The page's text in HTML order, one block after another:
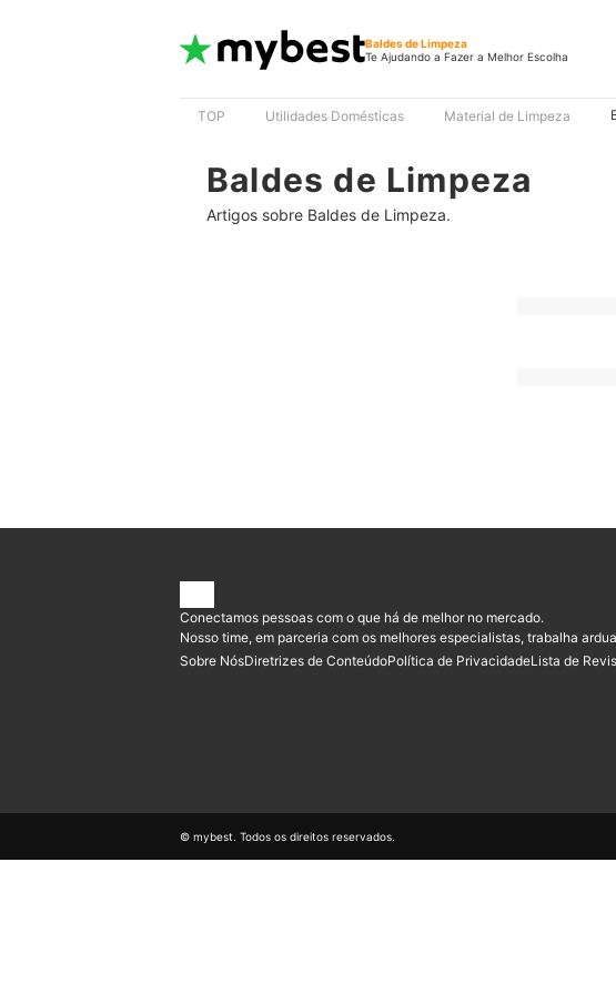
Baldes de Limpeza
Te Ajudando a Fazer a Melhor Escolha
TOP Utilidades Domésticas Material de Limpeza
Baldes de Limpeza
Artigos sobre Baldes de Limpeza.
Conectamos pessoas com o que há de melhor no mercado.
Nosso time, em parceria com os melhores especialistas, trabalha
Sobre NósDiretrizes de ConteúdoPolítica de PrivacidadeLista de
© mybest. Todos os direitos reservados.